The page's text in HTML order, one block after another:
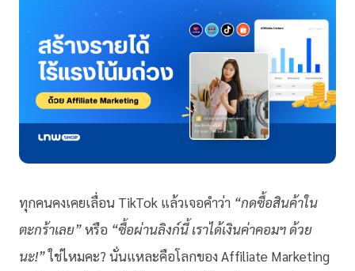
ทุกคนคงเคยเลื่อน TikTok แล้วเจอคำว่า “กดซื้อสินค้าใน
ตะกร้าเลย”หรือ “ซื้อผ่านลิงก์นี้ เราได้เงินค่าคอมฯ ด้วย
นะ!”ใช่ไหมคะ? นั่นแหละคือโลกของ Affiliate Marketing